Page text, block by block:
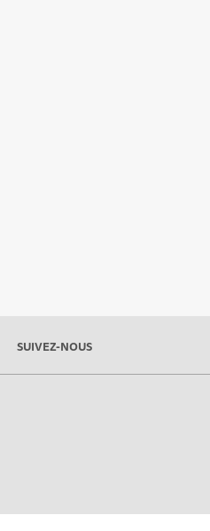
préférences pour contrôler
SUIVEZ-NOUS